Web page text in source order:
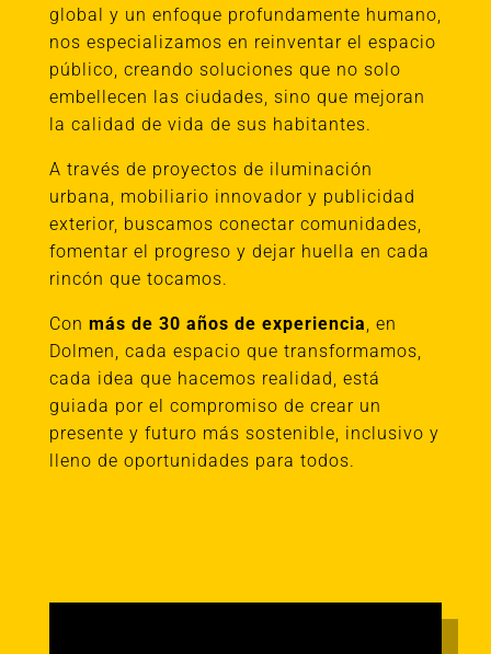
global y un enfoque profundamente humano,
nos especializamos en reinventar el espacio
público, creando soluciones que no solo
embellecen las ciudades, sino que mejoran
la calidad de vida de sus habitantes.
A través de proyectos de iluminación
urbana, mobiliario innovador y publicidad
exterior, buscamos conectar comunidades,
fomentar el progreso y dejar huella en cada
rincón que tocamos.
Con más de 30 años de experiencia, en
Dolmen, cada espacio que transformamos,
cada idea que hacemos realidad, está
guiada por el compromiso de crear un
presente y futuro más sostenible, inclusivo y
lleno de oportunidades para todos.